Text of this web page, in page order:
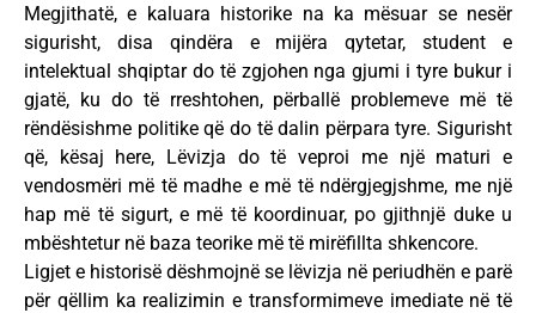
Megjithatë, e kaluara historike na ka mësuar se nesër
sigurisht, disa qindëra e mijëra qytetar, student e
intelektual shqiptar do të zgjohen nga gjumi i tyre bukur i
gjatë, ku do të rreshtohen, përballë problemeve më të
rëndësishme politike që do të dalin përpara tyre. Sigurisht
që, kësaj here, Lëvizja do të veproi me një maturi e
vendosmëri më të madhe e më të ndërgjegjshme, me një
hap më të sigurt, e më të koordinuar, po gjithnjë duke u
mbështetur në baza teorike më të mirëfillta shkencore.
Ligjet e historisë dëshmojnë se lëvizja në periudhën e parë
për qëllim ka realizimin e transformimeve imediate në të